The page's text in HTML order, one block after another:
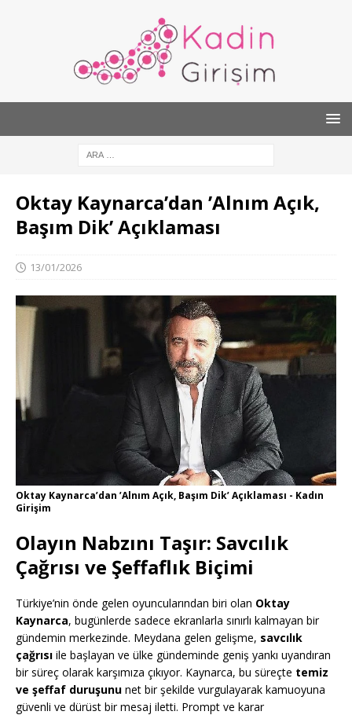
Oktay Kaynarca’dan ’Alnım Açık,
Başım Dik’ Açıklaması
13/01/2026
Oktay Kaynarca’dan ’Alnım Açık, Başım Dik’ Açıklaması - Kadın
Girişim
Olayın Nabzını Taşır: Savcılık
Çağrısı ve Şeffaflık Biçimi
Türkiye’nin önde gelen oyuncularından biri olan Oktay
Kaynarca, bugünlerde sadece ekranlarla sınırlı kalmayan bir
gündemin merkezinde. Meydana gelen gelişme, savcılık
çağrısı ile başlayan ve ülke gündeminde geniş yankı uyandıran
bir süreç olarak karşımıza çıkıyor. Kaynarca, bu süreçte temiz
ve şeffaf duruşunu net bir şekilde vurgulayarak kamuoyuna
güvenli ve dürüst bir mesaj iletti. Prompt ve karar